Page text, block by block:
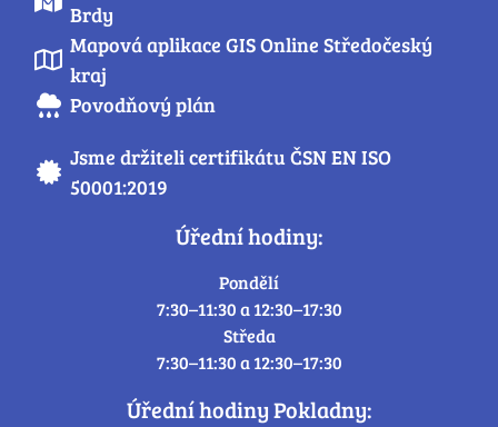
Brdy
Mapová aplikace GIS Online Středočeský
kraj
Povodňový plán
Jsme držiteli certifikátu ČSN EN ISO
50001:2019
Úřední hodiny:
Pondělí
7:30–11:30 a 12:30–17:30
Středa
7:30–11:30 a 12:30–17:30
Úřední hodiny Pokladny: